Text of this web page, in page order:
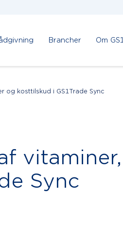
Brancher Om
og kosttilskud i GS1Trade Sync
Sync